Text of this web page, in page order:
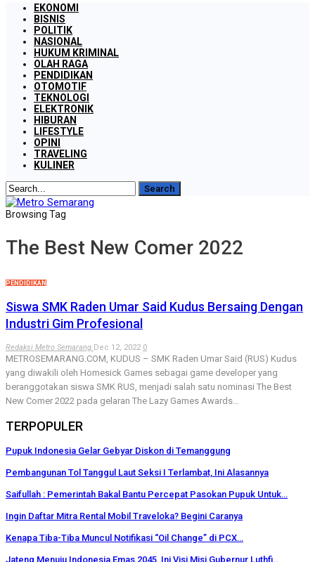
EKONOMI
BISNIS
POLITIK
NASIONAL
HUKUM KRIMINAL
OLAH RAGA
PENDIDIKAN
OTOMOTIF
TEKNOLOGI
ELEKTRONIK
HIBURAN
LIFESTYLE
OPINI
TRAVELING
KULINER
Browsing Tag
The Best New Comer 2022
PENDIDIKAN
Siswa SMK Raden Umar Said Kudus Bersaing Dengan
Industri Gim Profesional
Redaksi Metro Semarang Dec 12, 2022 0
METROSEMARANG.COM, KUDUS – SMK Raden Umar Said (RUS) Kudus
yang diwakili oleh Homesick Games sebagai game developer yang
beranggotakan siswa SMK RUS, menjadi salah satu nominasi The Best
New Comer 2022 pada gelaran The Lazy Games Awards…
TERPOPULER
Pupuk Indonesia Gelar Gebyar Diskon di Temanggung
Pembangunan Tol Tanggul Laut Seksi I Terlambat, Ini Alasannya
Saifullah : Pemerintah Bakal Bantu Percepat Pasokan Pupuk Untuk…
Ingin Daftar Mitra Rental Mobil Traveloka? Begini Caranya
Kenapa Tiba-Tiba Muncul Notifikasi “Oil Change” di PCX…
Jateng Menuju Indonesia Emas 2045, Ini Visi Misi Gubernur Luthfi…